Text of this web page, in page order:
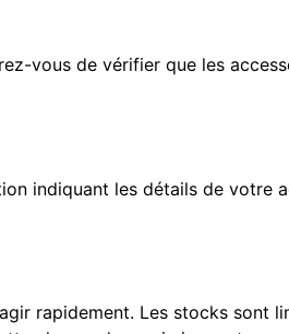
vous de vérifier que les
indiquant les détails de votre
rapidement. Les stocks sont